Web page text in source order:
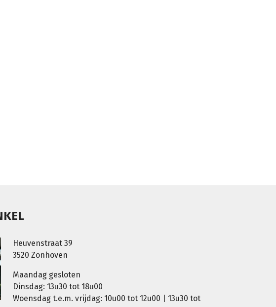
Heuvenstraat 39
3520 Zonhoven
Maandag gesloten
Dinsdag: 13u30 tot 18u00
Woensdag t.e.m. vrijdag: 10u00 tot 12u00 | 13u30 tot